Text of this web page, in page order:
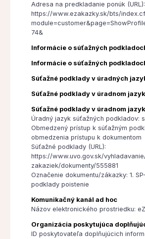
Adresa na predkladanie ponúk (URL):
https://www.ezakazky.sk/bts/
74&
Informácie o súťažných
Informácie o súťažných
Súťažné podklady v úradných
Súťažné podklady v úradnom
Súťažné podklady v úradnom
Úradný jazyk súťažných podkladov:
Obmedzený prístup k súťažným
obmedzenia prístupu k dokumentom
Súťažné podklady (URL):
https://www.uvo.gov.sk/
zakaziek/dokumenty/555881
Označenie dokumentu/zákazky: 1.
podklady poistenie
Komunikačný kanál ad hoc
Názov elektronického prostriedku:
Organizácia poskytujúca
ID poskytovateľa doplňujúcich